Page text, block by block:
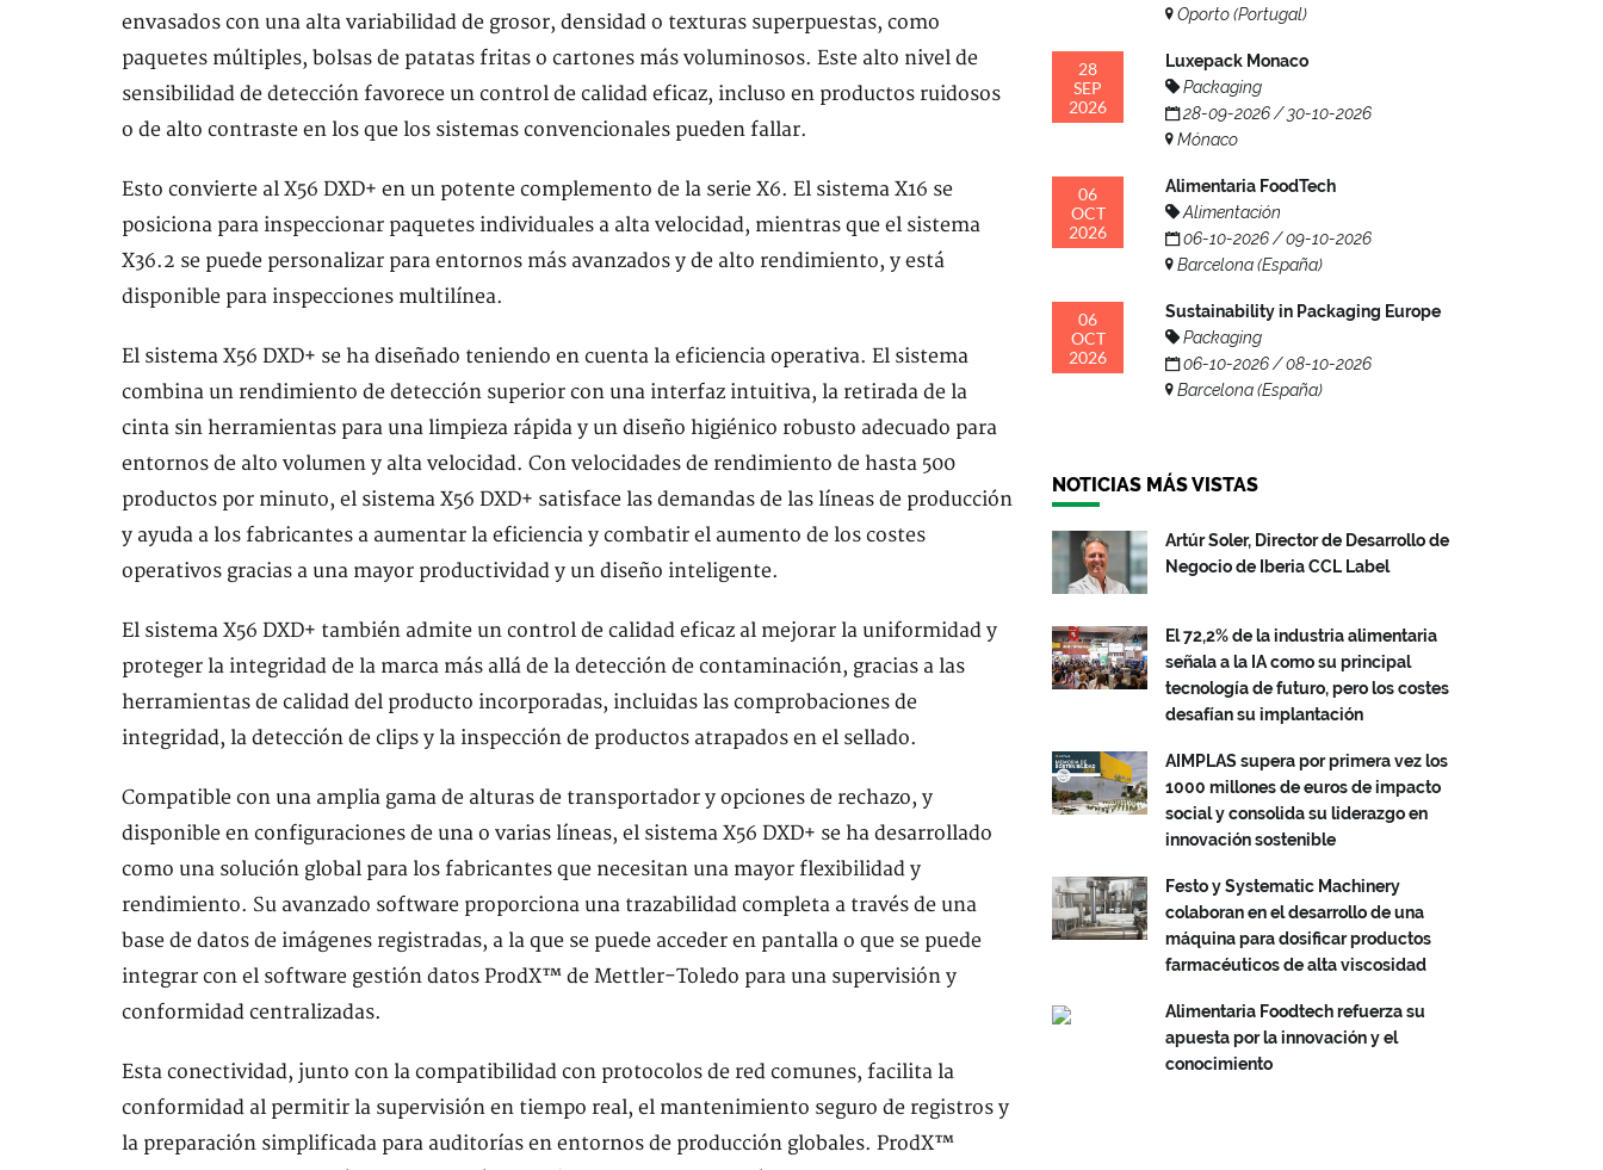
envasados con una alta variabilidad de grosor, densidad o texturas superpuestas, como
paquetes múltiples, bolsas de patatas fritas o cartones más voluminosos. Este alto nivel de
sensibilidad de detección favorece un control de calidad eficaz, incluso en productos ruidosos
o de alto contraste en los que los sistemas convencionales pueden fallar.
Esto convierte al X56 DXD+ en un potente complemento de la serie X6. El sistema X16 se
posiciona para inspeccionar paquetes individuales a alta velocidad, mientras que el sistema
X36.2 se puede personalizar para entornos más avanzados y de alto rendimiento, y está
disponible para inspecciones multilínea.
El sistema X56 DXD+ se ha diseñado teniendo en cuenta la eficiencia operativa. El sistema
combina un rendimiento de detección superior con una interfaz intuitiva, la retirada de la
cinta sin herramientas para una limpieza rápida y un diseño higiénico robusto adecuado para
entornos de alto volumen y alta velocidad. Con velocidades de rendimiento de hasta 500
productos por minuto, el sistema X56 DXD+ satisface las demandas de las líneas de producción
y ayuda a los fabricantes a aumentar la eficiencia y combatir el aumento de los costes
operativos gracias a una mayor productividad y un diseño inteligente.
El sistema X56 DXD+ también admite un control de calidad eficaz al mejorar la uniformidad y
proteger la integridad de la marca más allá de la detección de contaminación, gracias a las
herramientas de calidad del producto incorporadas, incluidas las comprobaciones de
integridad, la detección de clips y la inspección de productos atrapados en el sellado.
Compatible con una amplia gama de alturas de transportador y opciones de rechazo, y
disponible en configuraciones de una o varias líneas, el sistema X56 DXD+ se ha desarrollado
como una solución global para los fabricantes que necesitan una mayor flexibilidad y
rendimiento. Su avanzado software proporciona una trazabilidad completa a través de una
base de datos de imágenes registradas, a la que se puede acceder en pantalla o que se puede
integrar con el software gestión datos ProdX™ de Mettler-Toledo para una supervisión y
conformidad centralizadas.
Esta conectividad, junto con la compatibilidad con protocolos de red comunes, facilita la
conformidad al permitir la supervisión en tiempo real, el mantenimiento seguro de registros y
la preparación simplificada para auditorías en entornos de producción globales. ProdX™
Oporto (Portugal)
28
SEP
2026
Luxepack Monaco
Packaging
28-09-2026 / 30-10-2026
Mónaco
06
OCT
2026
Alimentaria FoodTech
Alimentación
06-10-2026 / 09-10-2026
Barcelona (España)
06
OCT
2026
Sustainability in Packaging Europe
Packaging
06-10-2026 / 08-10-2026
Barcelona (España)
NOTICIAS MÁS VISTAS
Artúr Soler, Director de Desarrollo de
Negocio de Iberia CCL Label
El 72,2% de la industria alimentaria
señala a la IA como su principal
tecnología de futuro, pero los costes
desafían su implantación
AIMPLAS supera por primera vez los
1000 millones de euros de impacto
social y consolida su liderazgo en
innovación sostenible
Festo y Systematic Machinery
colaboran en el desarrollo de una
máquina para dosificar productos
farmacéuticos de alta viscosidad
Alimentaria Foodtech refuerza su
apuesta por la innovación y el
conocimiento